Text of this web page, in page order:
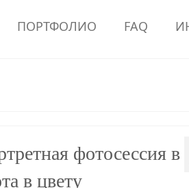
ПОРТФОЛИО FAQ
фотосессия в
в цвету